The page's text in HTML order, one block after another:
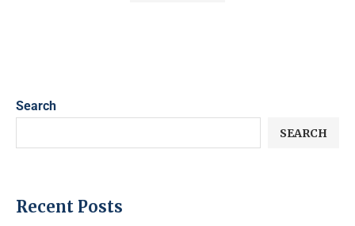
Search
SEARCH
Recent Posts